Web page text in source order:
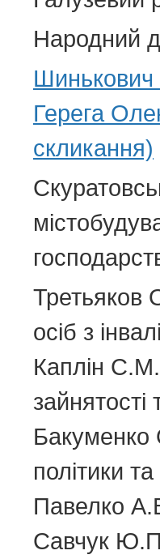
Народний
Шинькович
Герега
скликання)
Третьяков
осіб з
Каплін С.М.
зайнятості
Бакуменко
політики
Павелко
Савчук Ю.П.